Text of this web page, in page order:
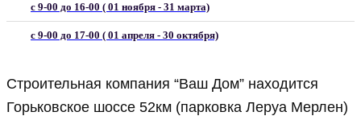
с 9-00 до 16-00 ( 01 ноября - 31 марта)
с 9-00 до 17-00 ( 01 апреля - 30 октября)
Строительная компания “Ваш Дом” находится
Горьковское шоссе 52км (парковка Леруа Мерлен)